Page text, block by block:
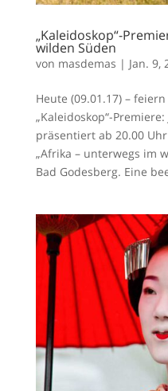
„Kaleidoskop“-
wilden Süden
von masdemas | Jan. 9,
Heute (09.01.17) –
„Kaleidoskop“-
präsentiert ab 20.00
„Afrika – unterwegs im
Bad Godesberg. Eine